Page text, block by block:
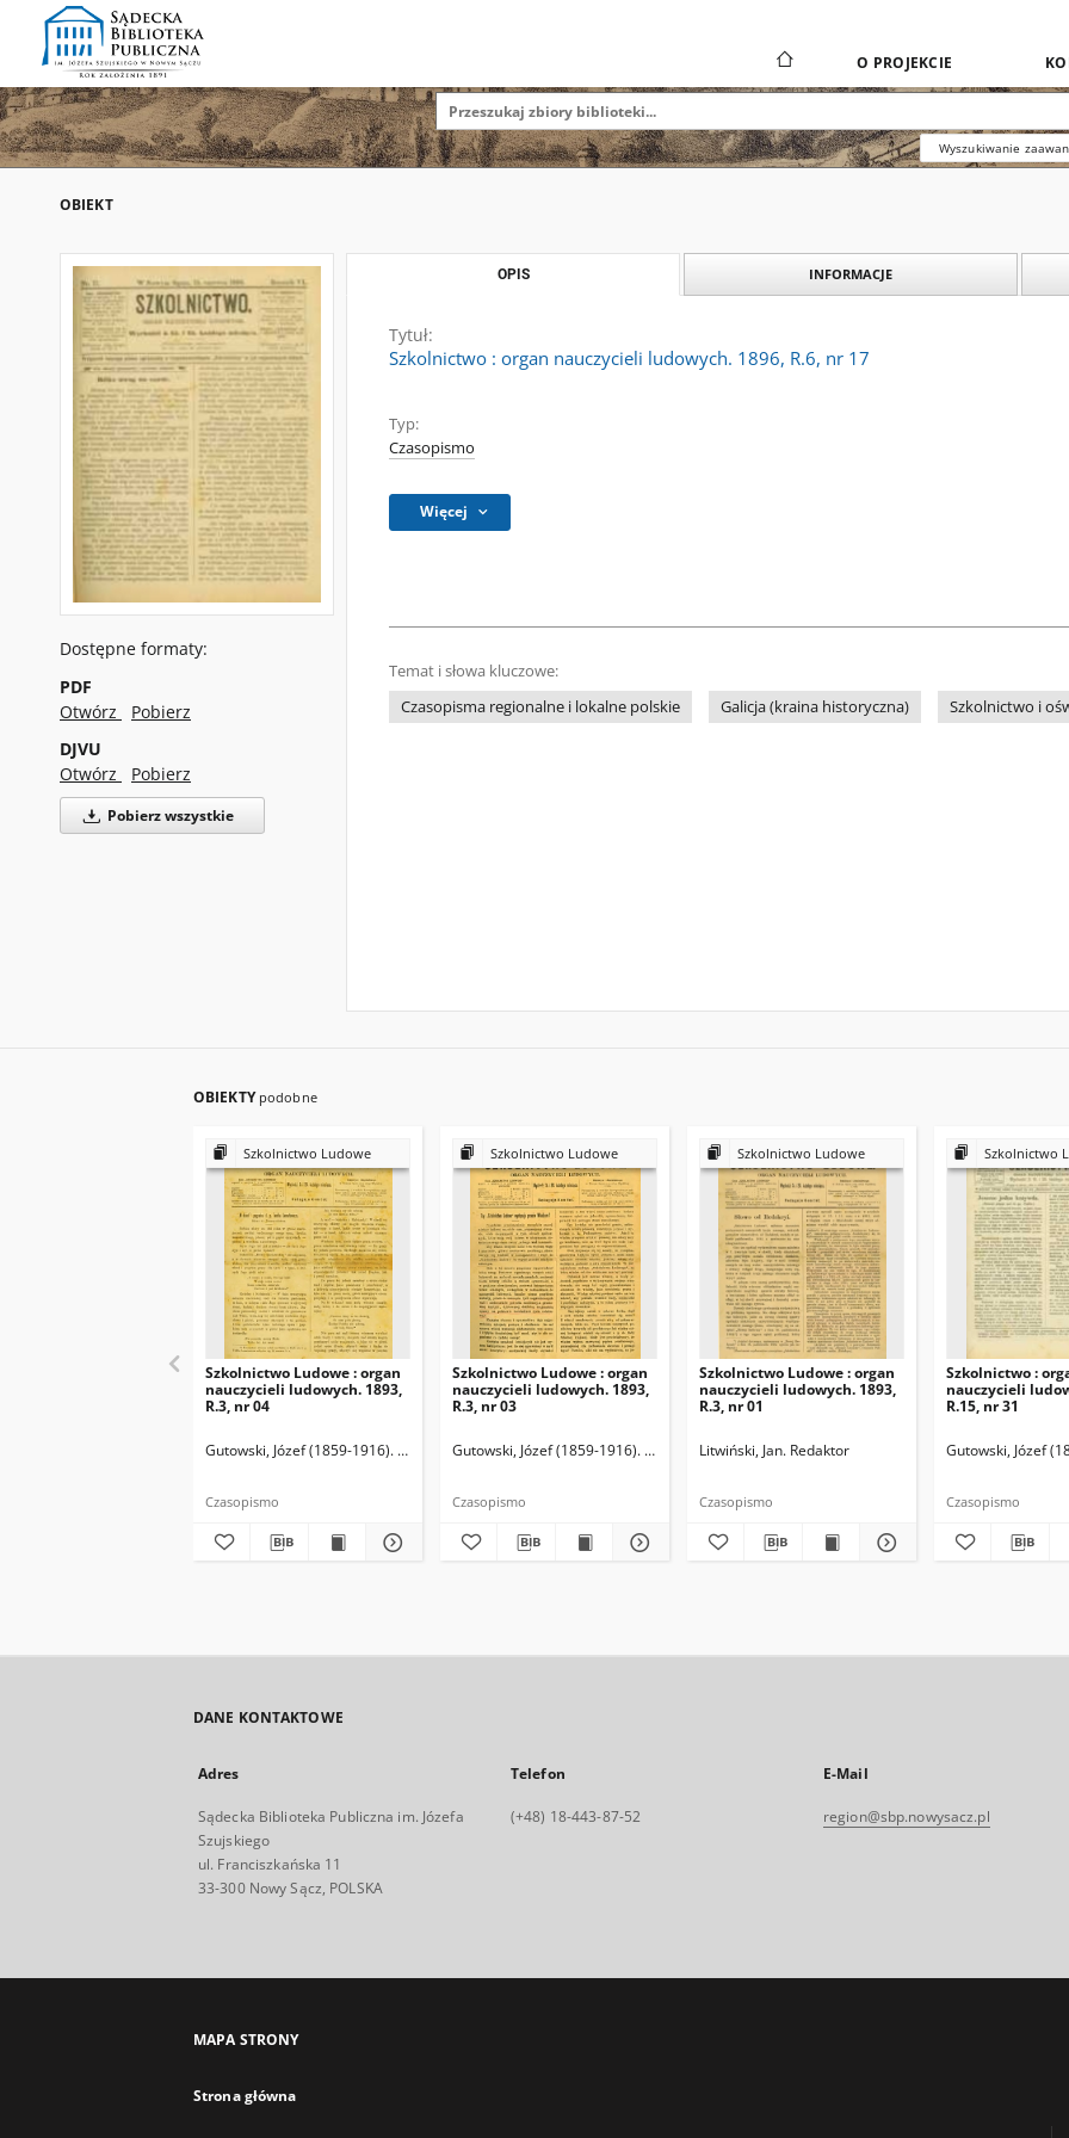
O PROJEKCIE
Wyszukiwanie
OBIEKT
Dostępne formaty:
PDF
Otwórz
Pobierz
DJVU
Otwórz
Pobierz
Pobierz wszystkie
OPIS INFORMACJE
Tytuł:
Szkolnictwo : organ nauczycieli ludowych. 1896, R.6, nr 17
Typ:
Czasopismo
Więcej
Temat i słowa kluczowe:
Czasopisma regionalne i lokalne polskie
Galicja (kraina historyczna) Szkolnictwo i
OBIEKTY podobne
Szkolnictwo Ludowe
Szkolnictwo Ludowe : organ
nauczycieli ludowych. 1893,
R.3, nr 04
Gutowski, Józef (1859-1916). Redaktor
Czasopismo
Szkolnictwo Ludowe
Szkolnictwo Ludowe : organ
nauczycieli ludowych. 1893,
R.3, nr 03
Gutowski, Józef (1859-1916). Redaktor
Czasopismo
Szkolnictwo Ludowe
Szkolnictwo Ludowe : organ
nauczycieli ludowych. 1893,
R.3, nr 01
Litwiński, Jan. Redaktor
Czasopismo
Szkolnictwo
Szkolnictwo :
nauczycieli
R.15, nr 31
Gutowski, Józef
Czasopismo
DANE KONTAKTOWE
Adres
Sądecka Biblioteka Publiczna im. Józefa
Szujskiego
ul. Franciszkańska 11
33-300 Nowy Sącz, POLSKA
Telefon
(+48) 18-443-87-52
E-Mail
region@sbp.nowysacz.pl
MAPA STRONY
Strona główna